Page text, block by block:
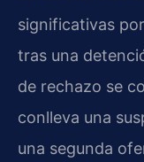
significativas
tras una
de rechazo se
conlleva una
una segunda